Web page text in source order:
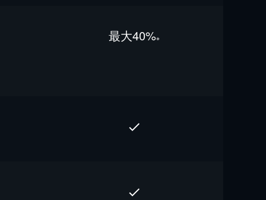
最⼤40%※